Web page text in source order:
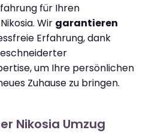
für Ihren
Wir garantieren
Erfahrung, dank
um Ihre persönlichen
Zuhause zu bringen.
Nikosia Umzug